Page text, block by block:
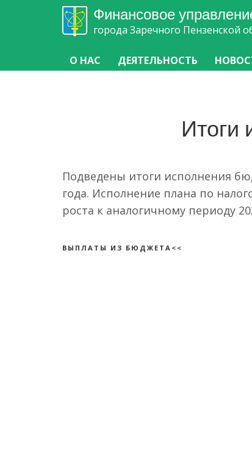
Финансовое
города Заречного Пензенской
О НАС ДЕЯТЕЛЬНОСТЬ
Подведены итоги исполнения
года. Исполнение плана по
роста к аналогичному периоду
ВЫПЛАТЫ ИЗ БЮДЖЕТА<<